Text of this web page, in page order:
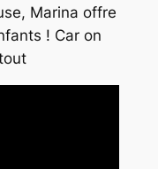
Marina offre
! Car on